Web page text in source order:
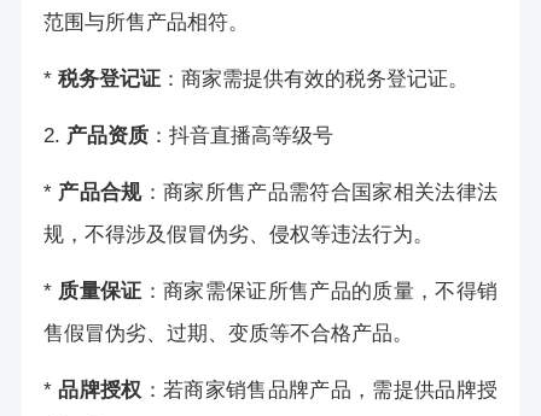
范围与所售产品相符。
* 税务登记证：商家需提供有效的税务登记证。
2. 产品资质： 抖音直播高等级号
* 产品合规：商家所售产品需符合国家相关法律法
规，不得涉及假冒伪劣、侵权等违法行为。
* 质量保证 ：商家需保证所售产品的质量，不得销
售假冒伪劣、过期、变质等不合格产品。
*品牌授权 ：若商家销售品牌产品，需提供品牌授